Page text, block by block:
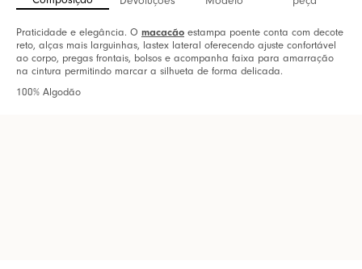
Praticidade e elegância. O macacão estampa poente conta com decote
reto, alças mais larguinhas, lastex lateral oferecendo ajuste confortável
ao corpo, pregas frontais, bolsos e acompanha faixa para amarração
na cintura permitindo marcar a silhueta de forma delicada.
100% Algodão